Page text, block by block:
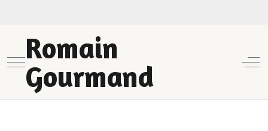
Mobile Menu Toggle
Romain
Gourmand
Off-